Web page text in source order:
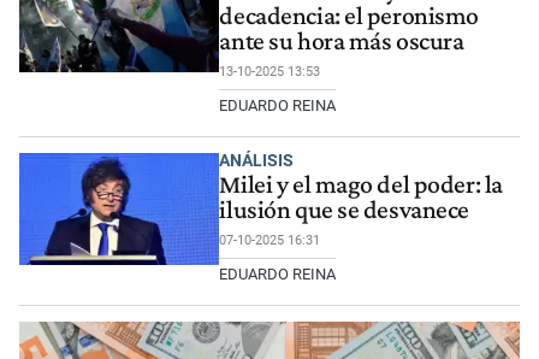
decadencia: el peronismo
ante su hora más oscura
13-10-2025 13:53
EDUARDO REINA
ANÁLISIS
Milei y el mago del poder: la
ilusión que se desvanece
07-10-2025 16:31
EDUARDO REINA